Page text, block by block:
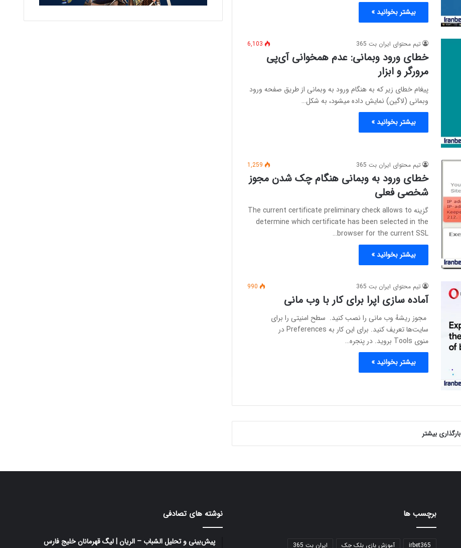
بیشتر بخوانید »
تیم محتوای ایران بت 365 6,103
خطای ورود وبمانی: عدم همخوانی آی‌پی
مرورگر و ابزار
پیغام خطای زیر که به هنگام ورود به وبمانی از طریق صفحه ورود
وبمانی (لاگین) نمایش داده میشود، به شکل…
بیشتر بخوانید »
تیم محتوای ایران بت 365 1,259
خطای ورود به وبمانی هنگام چک شدن مجوز
شخصی‌ فعلی
گزینه The current certificate preliminary check allows to
determine which certificate has been selected in the
browser for the current SSL…
بیشتر بخوانید »
تیم محتوای ایران بت 365 990
آماده سازی اپرا برای کار با وب مانی
مجوز ریشهٔ وب مانی را نصب کنید. سطح امنیتی را برای
سایت‌ها تعریف کنید. برای این کار به Preferences در
منوی Tools بروید. در پنجره…
بیشتر بخوانید »
بارگذاری بیشتر
برچسب ها
irbet365 آموزش بازی بلک جک ایران بت 365
نوشته های تصادفی
پیش‌بینی و تحلیل الشباب – الریان | لیگ قهرمانان خلیج فارس